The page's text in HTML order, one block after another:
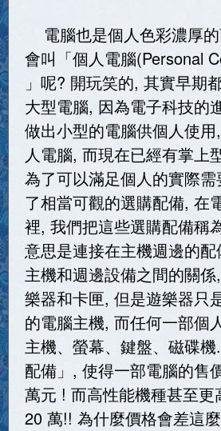
電腦也是個人色彩濃厚
會叫「個人電腦(Personal
」呢? 開玩笑的, 其實早期
大型電腦, 因為電子科技的
做出小型的電腦供個人使
人電腦, 而現在已經有掌上
為了可以滿足個人的實際
了相當可觀的選購配備, 在
裡, 我們把這些選購配備稱
意思是連接在主機週邊的
主機和週邊設備之間的關
樂器和卡匣, 但是遊樂器只
的電腦主機, 而任何一部個
主機、螢幕、鍵盤、磁碟
配備」, 使得一部電腦的售
萬元 ! 而高性能機種甚至更
20 萬!! 為什麼價格會差這